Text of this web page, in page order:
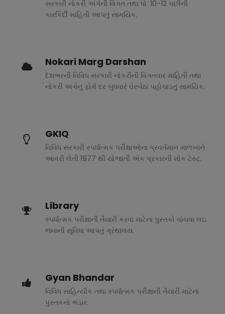
સરકારી નોકરી અંગેની વિગત તથા ધો. 10-12 પછીની
કારકિર્દી માહિતી આપતું સામયિક.
Nokari Marg Darshan
દેશભરની વિવિધ સરકારી નોકરીની વિગતવાર માહિતી તથા
નોકરી અંગેનું ફોર્મ દર બુધવારે ઘેરબેઠાં પહોચાડતું સામયિક.
GKIQ
વિવિધ સરકારી સ્પર્ધાત્મક પરીક્ષાઓના પ્રવર્તમાન માળખાને
આવરી લેતી 1977 થી યોજાતી એક પ્રકારની મોક ટેસ્ટ.
Library
સ્પર્ધાત્મક પરીક્ષાની તૈયારી કરવા માટેના પુસ્તકો વાંચવા લઇ
જવાની સુવિધા આપતું ગ્રંથાલય.
Gyan Bhandar
વિવિધ સાહિત્યીક તથા સ્પર્ધાત્મક પરીક્ષાની તૈયારી માટેના
પુસ્તકનો ભંડાર.